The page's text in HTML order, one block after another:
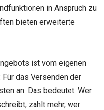
in Anspruch zu
bieten erweiterte
ist vom eigenen
Für das Versenden der
an. Das bedeutet: Wer
zahlt mehr, wer